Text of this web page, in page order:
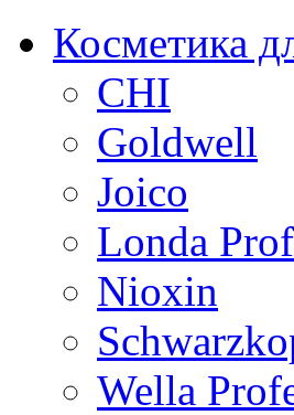
Косметика
CHI
Goldwell
Joico
Londa
Nioxin
Wella